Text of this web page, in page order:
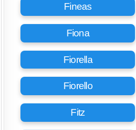
Fineas
Fiona
Fiorella
Fiorello
Fitz